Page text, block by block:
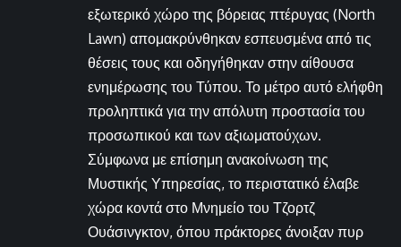
εξωτερικό χώρο της βόρειας πτέρυγας (North
Lawn) απομακρύνθηκαν εσπευσμένα από τις
θέσεις τους και οδηγήθηκαν στην αίθουσα
ενημέρωσης του Τύπου. Το μέτρο αυτό ελήφθη
προληπτικά για την απόλυτη προστασία του
προσωπικού και των αξιωματούχων.
Σύμφωνα με επίσημη ανακοίνωση της
Μυστικής Υπηρεσίας, το περιστατικό έλαβε
χώρα κοντά στο Μνημείο του Τζορτζ
Ουάσινγκτον, όπου πράκτορες άνοιξαν πυρ